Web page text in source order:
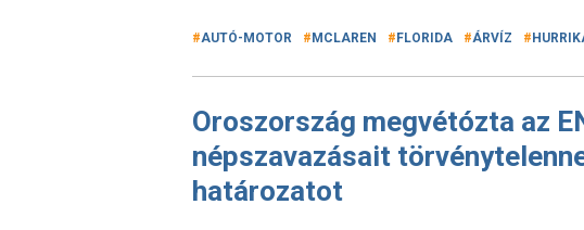
AUTÓ-MOTOR MCLAREN FLORIDA ÁRVÍZ
Oroszország megvétózta az
népszavazásait
határozatot